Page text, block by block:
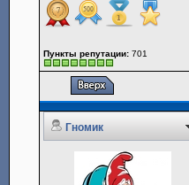
Пункты репутации: 701
Гномик